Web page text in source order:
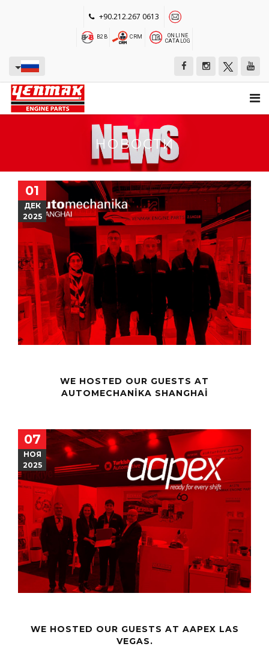
+90.212.267 0613
B2B CRM
ONLINE
CATALOG
НОВОСТИ
01
ДЕК
2025
WE HOSTED OUR GUESTS AT
AUTOMECHANIKA SHANGHAI
07
НОЯ
2025
WE HOSTED OUR GUESTS AT AAPEX LAS
VEGAS.